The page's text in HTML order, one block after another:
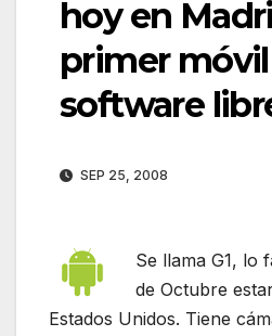
hoy en
primer
software
SEP 25, 2008
Se llama G1, lo
de Octubre
Estados Unidos. Tiene